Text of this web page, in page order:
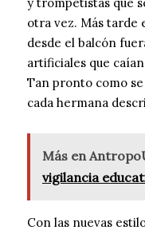
y trompetistas que
otra vez. Más tarde
desde el balcón
artificiales que
Tan pronto como
cada hermana
Más en
vigilancia
Con las nuevas